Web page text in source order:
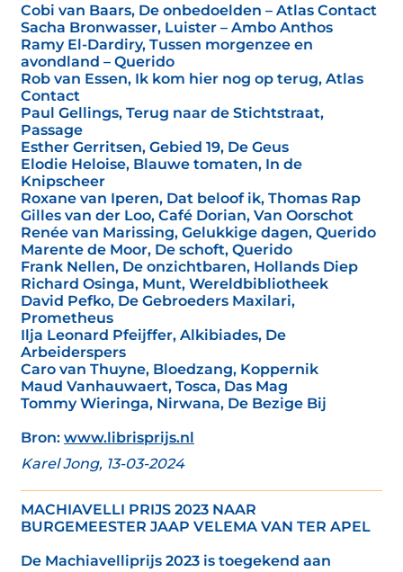
Cobi van Baars, De onbedoelden – Atlas Contact
Sacha Bronwasser, Luister – Ambo Anthos
Ramy El-Dardiry, Tussen morgenzee en
avondland – Querido
Rob van Essen, Ik kom hier nog op terug, Atlas
Contact
Paul Gellings, Terug naar de Stichtstraat,
Passage
Esther Gerritsen, Gebied 19, De Geus
Elodie Heloise, Blauwe tomaten, In de
Knipscheer
Roxane van Iperen, Dat beloof ik, Thomas Rap
Gilles van der Loo, Café Dorian, Van Oorschot
Renée van Marissing, Gelukkige dagen, Querido
Marente de Moor, De schoft, Querido
Frank Nellen, De onzichtbaren, Hollands Diep
Richard Osinga, Munt, Wereldbibliotheek
David Pefko, De Gebroeders Maxilari,
Prometheus
Ilja Leonard Pfeijffer, Alkibiades, De
Arbeiderspers
Caro van Thuyne, Bloedzang, Koppernik
Maud Vanhauwaert, Tosca, Das Mag
Tommy Wieringa, Nirwana, De Bezige Bij
Bron: www.librisprijs.nl
Karel Jong, 13-03-2024
MACHIAVELLI PRIJS 2023 NAAR
BURGEMEESTER JAAP VELEMA VAN TER APEL
De Machiavelliprijs 2023 is toegekend aan